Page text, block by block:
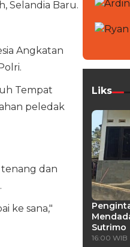
Selandia Baru.
Angkatan
Tempat
peledak
dan
ke sana,"
Liks
Sutrimo
16:00 WIB